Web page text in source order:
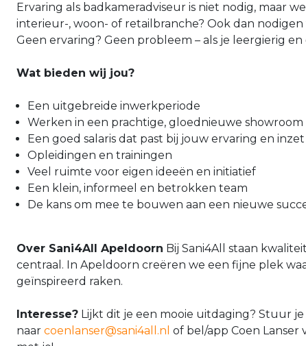
Ervaring als badkameradviseur is niet nodig, maar
interieur-, woon- of retailbranche? Ook dan
Geen ervaring? Geen probleem – als je leergierig
Wat bieden wij jou?
Een uitgebreide inwerkperiode
Werken in een prachtige, gloednieuwe showroom
Een goed salaris dat past bij jouw ervaring en inzet
Opleidingen en trainingen
Veel ruimte voor eigen ideeën en initiatief
Een klein, informeel en betrokken team
De kans om mee te bouwen aan een nieuwe
Over Sani4All Apeldoorn Bij Sani4All staan
centraal. In Apeldoorn creëren we een fijne plek
geïnspireerd raken.
Interesse? Lijkt dit je een mooie uitdaging? Stuur
naar coenlanser@sani4all.nl of bel/app Coen Lanser